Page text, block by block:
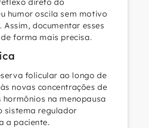
direto do
humor oscila sem motivo
documentar esses
forma mais precisa.
folicular ao longo de
novas concentrações de
na menopausa
sistema regulador
a paciente.